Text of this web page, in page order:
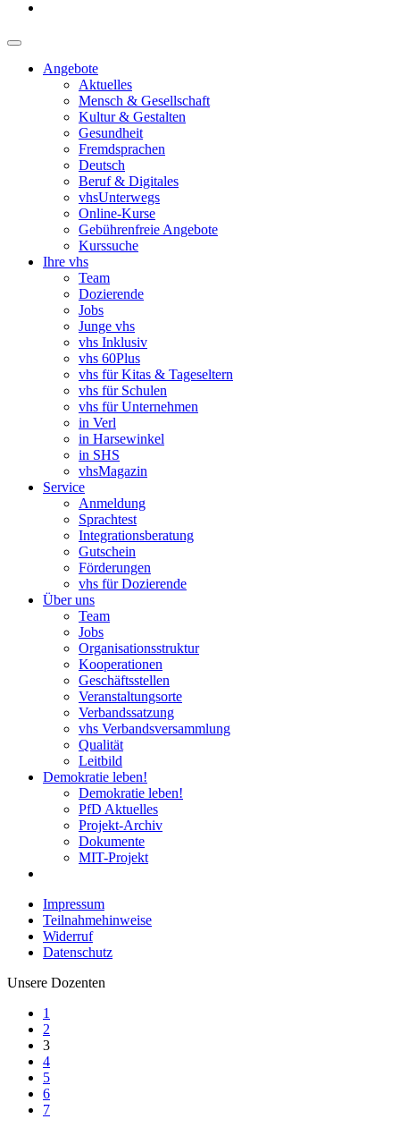
Angebote
Aktuelles
Mensch & Gesellschaft
Kultur & Gestalten
Gesundheit
Fremdsprachen
Deutsch
Beruf & Digitales
vhsUnterwegs
Online-Kurse
Gebührenfreie Angebote
Kurssuche
Ihre vhs
Team
Dozierende
Jobs
Junge vhs
vhs Inklusiv
vhs 60Plus
vhs für Kitas & Tageseltern
vhs für Schulen
vhs für Unternehmen
in Verl
in Harsewinkel
in SHS
vhsMagazin
Service
Anmeldung
Sprachtest
Integrationsberatung
Gutschein
Förderungen
vhs für Dozierende
Über uns
Team
Jobs
Organisationsstruktur
Kooperationen
Geschäftsstellen
Veranstaltungsorte
Verbandssatzung
vhs Verbandsversammlung
Qualität
Leitbild
Demokratie leben!
Demokratie leben!
PfD Aktuelles
Projekt-Archiv
Dokumente
MIT-Projekt
Impressum
Teilnahmehinweise
Widerruf
Datenschutz
Unsere Dozenten
1
2
3
4
5
6
7